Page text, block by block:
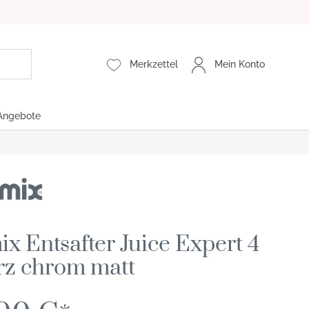
Merkzettel Mein Konto
XL
Entsafter Juice Expert 4
chrom matt